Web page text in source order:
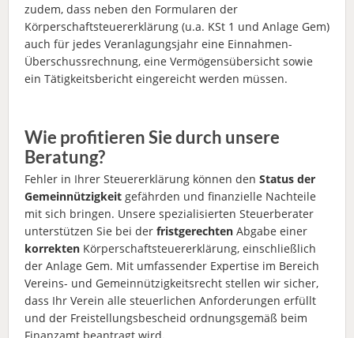
zudem, dass neben den Formularen der
Körperschaftsteuererklärung (u.a. KSt 1 und Anlage Gem)
auch für jedes Veranlagungsjahr eine Einnahmen-
Überschussrechnung, eine Vermögensübersicht sowie
ein Tätigkeitsbericht eingereicht werden müssen.
Wie profitieren Sie durch unsere
Beratung?
Fehler in Ihrer Steuererklärung können den Status der
Gemeinnützigkeit gefährden und finanzielle Nachteile
mit sich bringen. Unsere spezialisierten Steuerberater
unterstützen Sie bei der fristgerechten Abgabe einer
korrekten Körperschaftsteuererklärung, einschließlich
der Anlage Gem. Mit umfassender Expertise im Bereich
Vereins- und Gemeinnützigkeitsrecht stellen wir sicher,
dass Ihr Verein alle steuerlichen Anforderungen erfüllt
und der Freistellungsbescheid ordnungsgemäß beim